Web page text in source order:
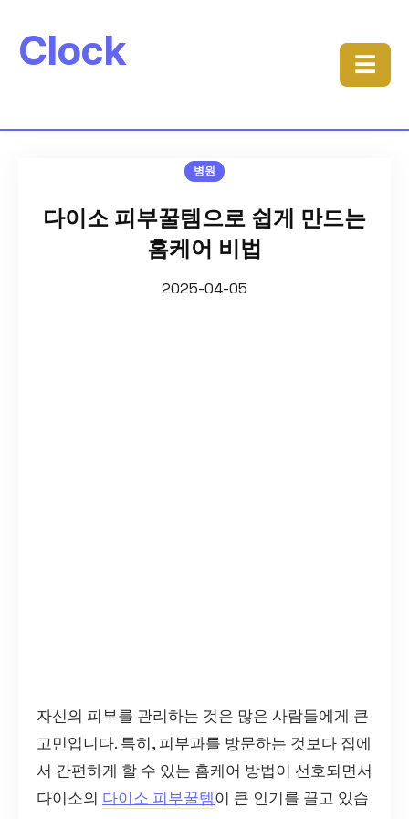
Clock ☰
병원
다이소 피부꿀템으로 쉽게 만드는
홈케어 비법
2025-04-05
자신의 피부를 관리하는 것은 많은 사람들에게 큰
고민입니다. 특히, 피부과를 방문하는 것보다 집에
서 간편하게 할 수 있는 홈케어 방법이 선호되면서
다이소의 다이소 피부꿀템이 큰 인기를 끌고 있습